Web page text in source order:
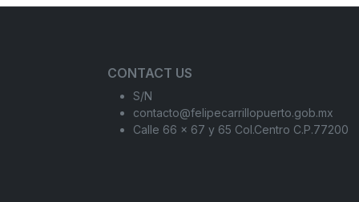
CONTACT US
S/N
contacto@felipecarrillopuerto.gob.mx
Calle 66 x 67 y 65 Col.Centro C.P.77200